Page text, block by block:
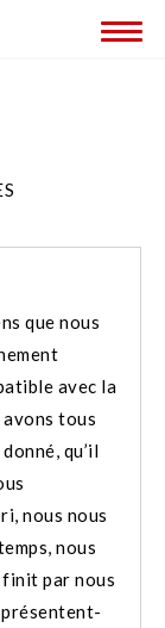
que nous
avec la
tous
qu’il
nous nous
nous
par nous